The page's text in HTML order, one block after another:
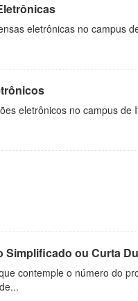
eletrônicas no campus
eletrônicos no campus de
Simplificado ou Curta
contemple o número do